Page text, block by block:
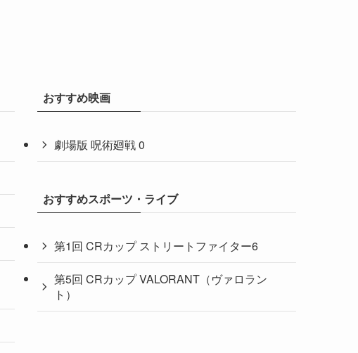
おすすめ映画
劇場版 呪術廻戦 0
おすすめスポーツ・ライブ
第1回 CRカップ ストリートファイター6
第5回 CRカップ VALORANT（ヴァロラン
ト）